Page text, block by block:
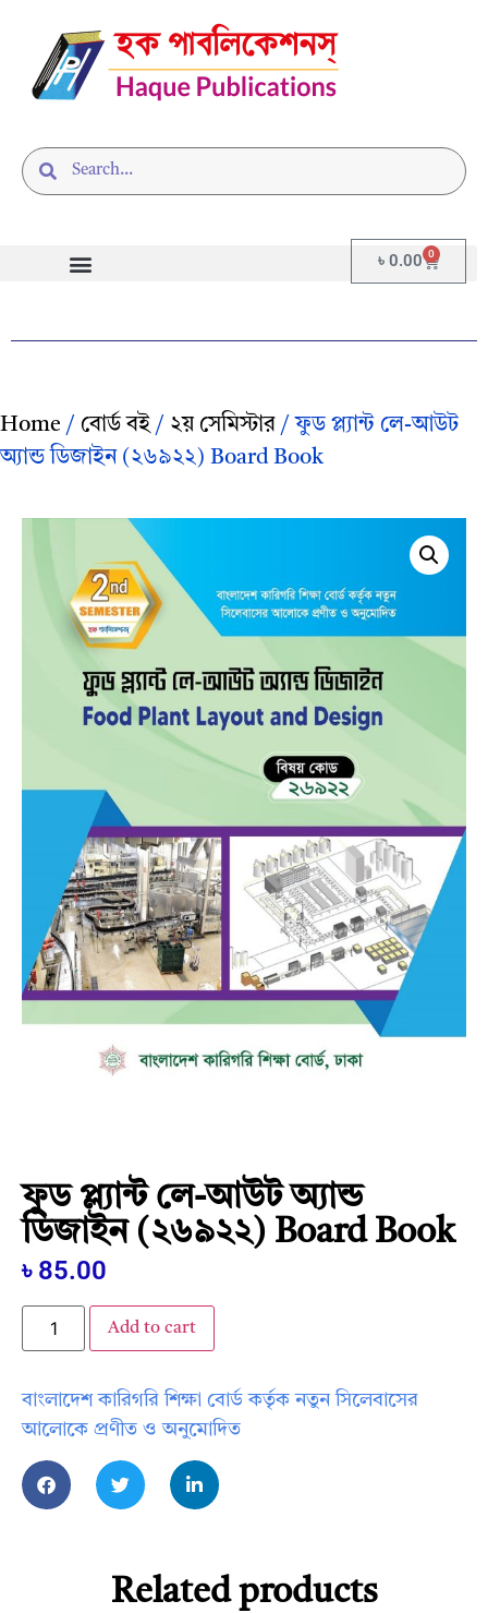
৳ 0.00 0
Home / বোর্ড বই / ২য় সেমিস্টার / ফুড প্ল্যান্ট লে-আউট
অ্যান্ড ডিজাইন (২৬৯২২) Board Book
ফুড প্ল্যান্ট লে-আউট অ্যান্ড
ডিজাইন (২৬৯২২) Board Book
৳ 85.00
Add to cart
বাংলাদেশ কারিগরি শিক্ষা বোর্ড কর্তৃক নতুন সিলেবাসের
আলোকে প্রণীত ও অনুমোদিত
Related products